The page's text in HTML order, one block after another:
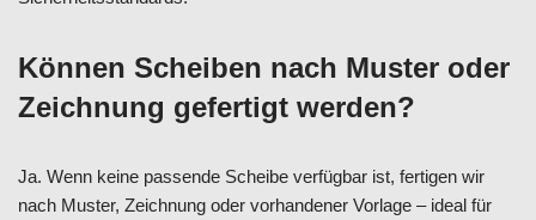
Können Scheiben nach Muster oder
Zeichnung gefertigt werden?
Ja. Wenn keine passende Scheibe verfügbar ist, fertigen wir
nach Muster, Zeichnung oder vorhandener Vorlage – ideal für